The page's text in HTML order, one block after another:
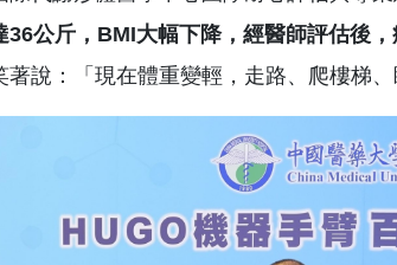
36公斤， BMI大幅下降，經醫師評估後
著說：「現在體重變輕，走路、爬樓梯